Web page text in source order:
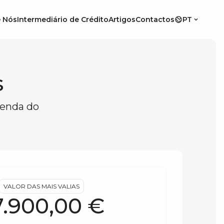
NósIntermediário de CréditoArtigosContactos PT
do
VALOR DAS MAIS VALIAS